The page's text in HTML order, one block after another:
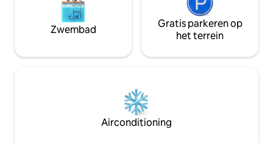
Zwembad
Gratis parkeren op
het terrein
Airconditioning